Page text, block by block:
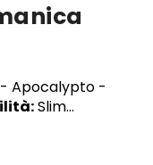
Apocalypto -
Slim...